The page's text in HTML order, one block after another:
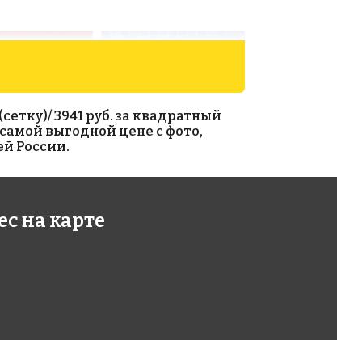
Rose C 91
327x327
3941 руб. за квадратный
выгодной цене с фото,
России.
на карте